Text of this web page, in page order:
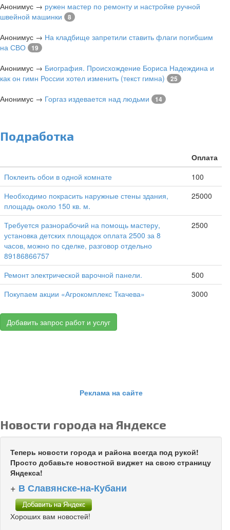
Анонимус → ружен мастер по ремонту и настройке ручной
швейной машинки
8
Анонимус → На кладбище запретили ставить флаги погибшим
на СВО
19
Анонимус → Биография. Происхождение Бориса Надеждина и
как он гимн России хотел изменить (текст гимна)
25
Анонимус → Горгаз издевается над людьми 14
Подработка
Оплата
Поклеить обои в одной комнате
100
Необходимо покрасить наружные стены здания,
площадь около 150 кв. м.
25000
Требуется разнорабочий на помощь мастеру,
установка детских площадок оплата 2500 за 8
часов, можно по сделке, разговор отдельно
89186866757
2500
Ремонт электрической варочной панели.
500
Покупаем акции «Агрокомплекс Ткачева»
3000
Добавить запрос работ и услуг
Реклама на сайте
Новости города на Яндексе
Теперь новости города и района всегда под рукой!
Просто добавьте новостной виджет на свою страницу
Яндекса!
+ В Славянске-на-Кубани
Хороших вам новостей!